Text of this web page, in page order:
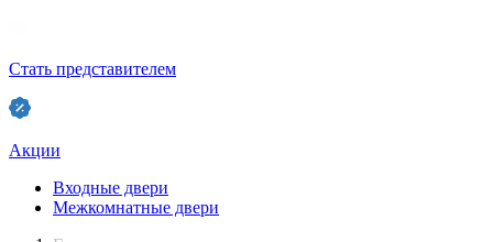
Стать представителем
Акции
Входные двери
Межкомнатные двери